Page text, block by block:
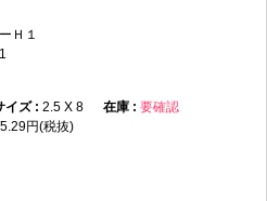
Ｈ１
2.5 X 8
要確認
5.29円(税抜)